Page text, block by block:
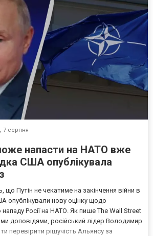
7 серпня
напасти на НАТО вже
США опублікувала
Путін не чекатиме на закінчення війни в
опублікували нову оцінку щодо
Росії на НАТО. Як пише The Wall Street
доповідями, російський лідер Володимир
перевірити рішучість Альянсу за